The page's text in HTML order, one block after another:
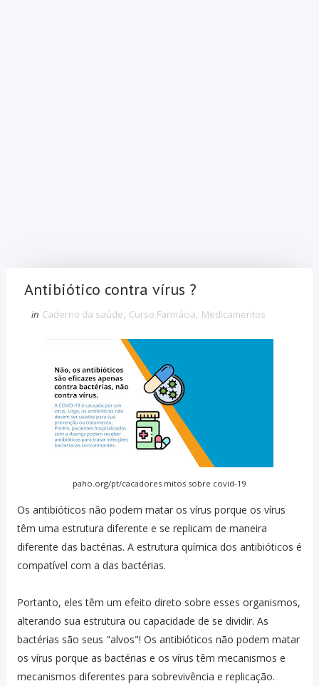
Antibiótico contra vírus ?
in Caderno da saúde, Curso Farmácia, Medicamentos
paho.org/pt/cacadores mitos sobre covid-19
Os antibióticos não podem matar os vírus porque os vírus
têm uma estrutura diferente e se replicam de maneira
diferente das bactérias. A estrutura química dos antibióticos é
compatível com a das bactérias.
Portanto, eles têm um efeito direto sobre esses organismos,
alterando sua estrutura ou capacidade de se dividir. As
bactérias são seus "alvos"! Os antibióticos não podem matar
os vírus porque as bactérias e os vírus têm mecanismos e
mecanismos diferentes para sobrevivência e replicação.